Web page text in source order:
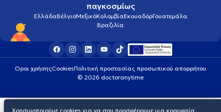
παγκοσμίως
ΕλλάδαΒέλγιοΜεξικόΚολομβίαΕκουαδόρΓουατεμάλα
Βραζιλία
Οροι χρήσηςCookiesΠολιτική προστασίας προσωπικού απορρήτου
© 2026 doctoranytime
Χρησιμοποιούμε cookies για να σου προσφέρουμε μια κορυφαία